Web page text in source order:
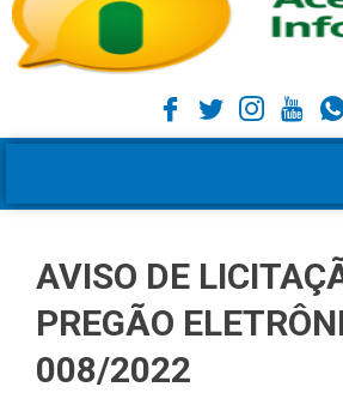
AVISO DE
PREGÃO
008/2022